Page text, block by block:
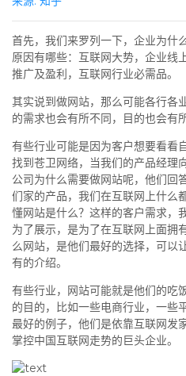
首先，我们来罗列一下，企业为什
原因有哪些：互联网大势，企业线
推广及盈利，互联网行业必需品。
其实说到做网站，那么可能各行各
的需求也会有所不同，目的也会有
有些行业可能是因为客户想要看看
找到苍卫网络，当我们的产品经理
公司为什么需要做网站呢，他们回
们家的产品，我们在互联网上什么
懂网站是什么？这样的客户需求，
为了展示，是为了在互联网上面拥
么网站，是他们最好的选择，可以
有的介绍。
有些行业，网站可能就是他们的吃
的目的，比如一些电商行业，一些
最好的例子，他们是依靠互联网发
掌控中国互联网走势的巨头企业。